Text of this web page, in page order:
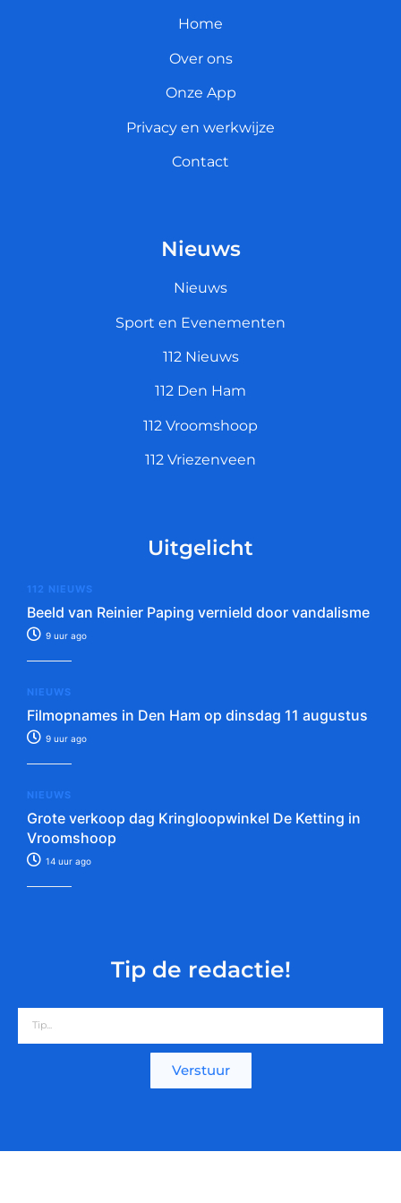
Home
Over ons
Onze App
Privacy en werkwijze
Contact
Nieuws
Nieuws
Sport en Evenementen
112 Nieuws
112 Den Ham
112 Vroomshoop
112 Vriezenveen
Uitgelicht
112 NIEUWS
Beeld van Reinier Paping vernield door vandalisme
9 uur ago
NIEUWS
Filmopnames in Den Ham op dinsdag 11 augustus
9 uur ago
NIEUWS
Grote verkoop dag Kringloopwinkel De Ketting in
Vroomshoop
14 uur ago
Tip de redactie!
Verstuur